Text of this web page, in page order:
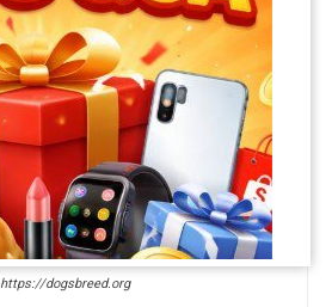
dogsbreed
https://dogsbreed.org